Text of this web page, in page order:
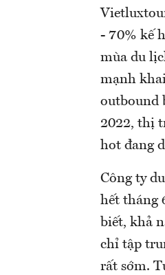
- 70% kế
mùa du
mạnh
outbound
2022, thị
hot đang
Công ty
hết tháng
biết, khả
chỉ tập
rất sớm.